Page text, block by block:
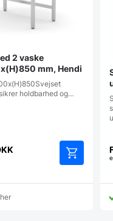
2 vaske
mm, Hendi
holdbarhed og…